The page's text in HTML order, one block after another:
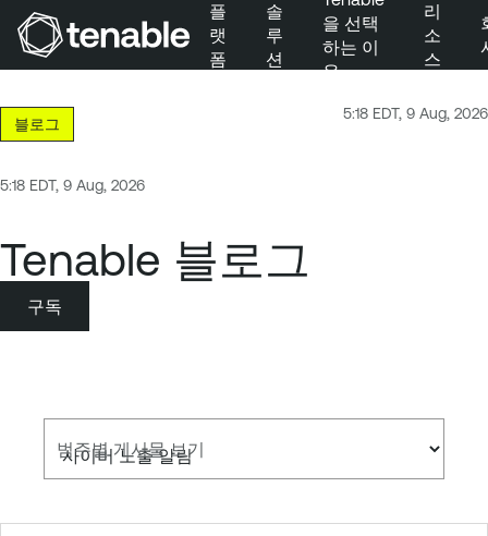
주 콘텐츠로 건너뛰기
바닥글로 건너뛰기
플
랫
폼
솔
루
션
을 선택
하는 이
유
리
소
스
5:18 EDT, 9 Aug, 2026
블로그
5:18 EDT, 9 Aug, 2026
Tenable 블로그
구독
범주별 게시물 보기